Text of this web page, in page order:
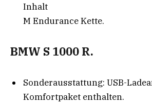
Inhalt
M Endurance Kette.
BMW S 1000 R.
Sonderausstattung: USB-
Komfortpaket enthalten.